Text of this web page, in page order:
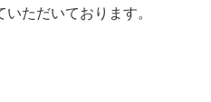
ただいております。